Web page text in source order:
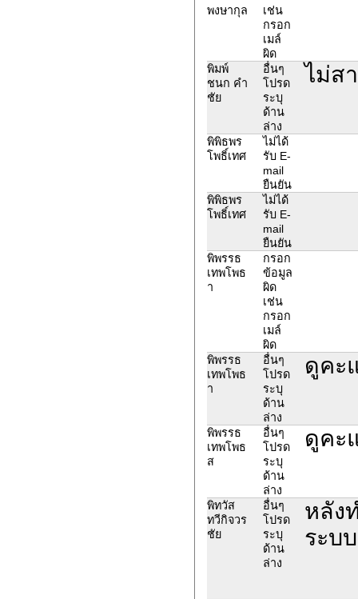
พงษากุล
เช่น
กรอก
เมล์
ผิด
พิมพ์
ชนก คำ
ชัย
อื่นๆ
โปรด
ระบุ
ด้าน
ล่าง
ไม่ส
พิพิธพร
โพธิ์เทศ
ไม่ได้
รับ E-
mail
ยืนยัน
พิพิธพร
โพธิ์เทศ
ไม่ได้
รับ E-
mail
ยืนยัน
พิพรรธ
เทพโพธ
า
กรอก
ข้อมูล
ผิด
เช่น
กรอก
เมล์
ผิด
พิพรรธ
เทพโพธ
า
อื่นๆ
โปรด
ระบุ
ด้าน
ล่าง
ดูคะ
พิพรรธ
เทพโพธ
ส
อื่นๆ
โปรด
ระบุ
ด้าน
ล่าง
ดูคะ
พิทวัส
ทวีกิจวร
ชัย
อื่นๆ
โปรด
ระบุ
ด้าน
ล่าง
หลัง
ระบ